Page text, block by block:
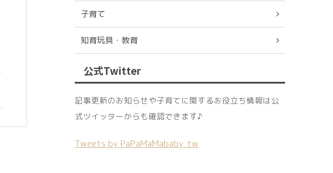
子育て
知育玩具・教育
公式Twitter
記事更新のお知らせや子育てに関するお役立ち情報は公
式ツイッターからも確認できます♪
Tweets by PaPaMaMababy_tw